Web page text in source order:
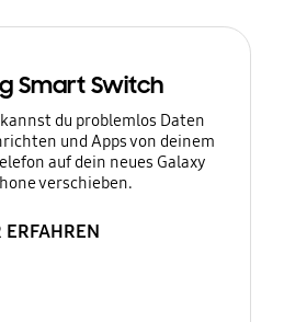
Smart Switch
du problemlos Daten
und Apps von deinem
auf dein neues Galaxy
verschieben.
ERFAHREN